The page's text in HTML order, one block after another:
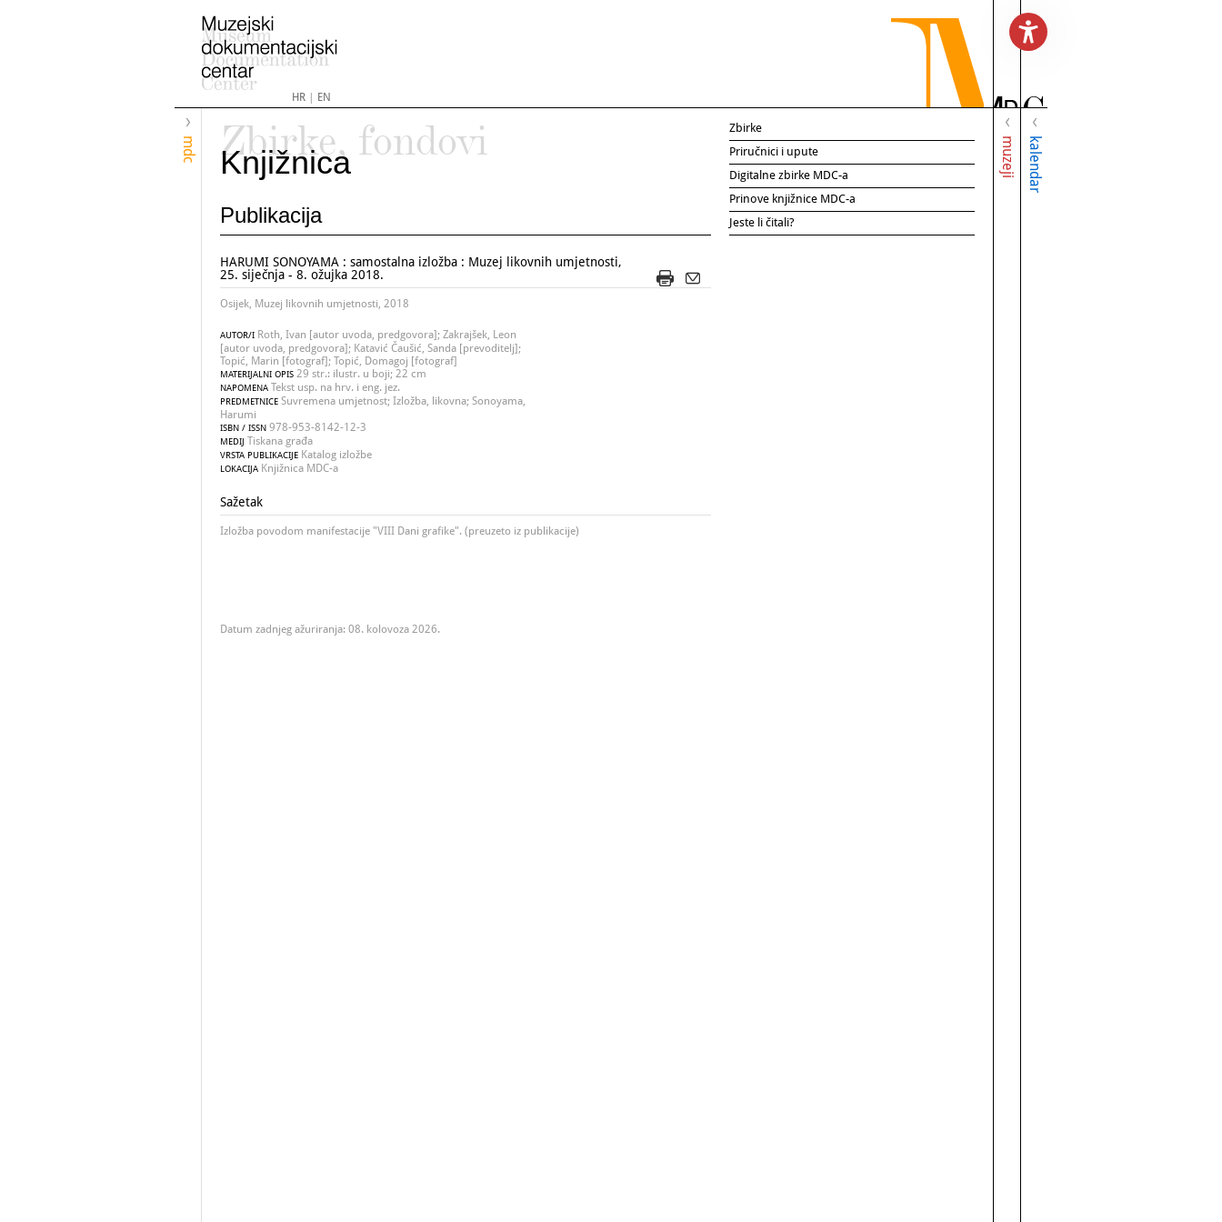
HR| EN
mdc muzeji kalendar
Zbirke, fondovi
Knjižnica
Publikacija
HARUMI SONOYAMA : samostalna izložba : Muzej likovnih umjetnosti,
25. siječnja - 8. ožujka 2018.
Osijek, Muzej likovnih umjetnosti, 2018
AUTOR/I Roth, Ivan [autor uvoda, predgovora]; Zakrajšek, Leon
[autor uvoda, predgovora]; Katavić Čaušić, Sanda [prevoditelj];
Topić, Marin [fotograf]; Topić, Domagoj [fotograf]
MATERIJALNI OPIS 29 str.: ilustr. u boji; 22 cm
NAPOMENA Tekst usp. na hrv. i eng. jez.
PREDMETNICE Suvremena umjetnost; Izložba, likovna; Sonoyama,
Harumi
ISBN / ISSN 978-953-8142-12-3
MEDIJ Tiskana građa
VRSTA PUBLIKACIJE Katalog izložbe
LOKACIJA Knjižnica MDC-a
Sažetak
Izložba povodom manifestacije "VIII Dani grafike". (preuzeto iz publikacije)
Datum zadnjeg ažuriranja: 08. kolovoza 2026.
Zbirke
Priručnici i upute
Digitalne zbirke MDC-a
Prinove knjižnice MDC-a
Jeste li čitali?